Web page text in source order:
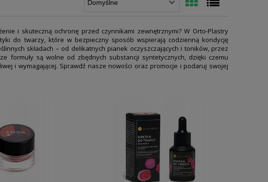
i skuteczną ochronę przed czynnikami zewnętrznymi? W Orto-Plastry
do twarzy, które w bezpieczny sposób wspierają codzienną kondycję
składach – od delikatnych pianek oczyszczających i toników, przez
formuły są wolne od zbędnych substancji syntetycznych, dzięki czemu
i wymagającej. Sprawdź nasze nowości oraz promocje i podaruj swojej